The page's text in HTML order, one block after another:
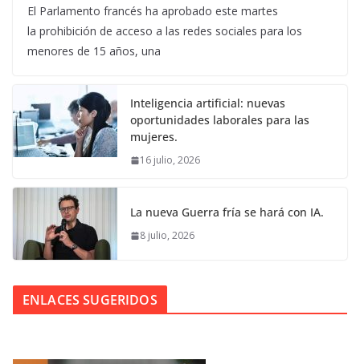
El Parlamento francés ha aprobado este martes
la prohibición de acceso a las redes sociales para los
menores de 15 años, una
Inteligencia artificial: nuevas
oportunidades laborales para las
mujeres.
16 julio, 2026
La nueva Guerra fría se hará con IA.
8 julio, 2026
ENLACES SUGERIDOS